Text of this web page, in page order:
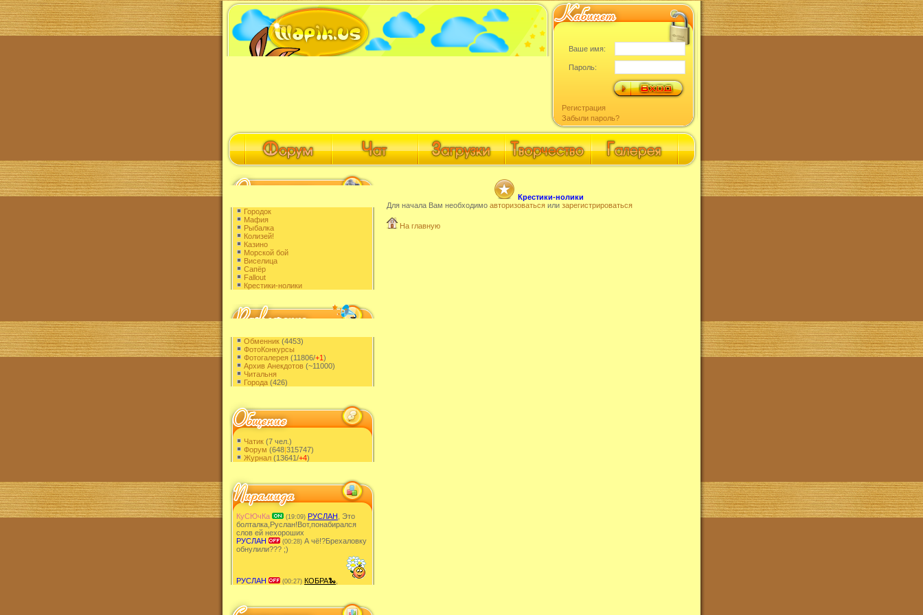
Ваше имя:
Пароль:
Регистрация
Забыли пароль?
Городок
Мафия
Рыбалка
Колизей!
Казино
Морской бой
Виселица
Сапёр
Fallout
Крестики-нолики
Обменник (4453)
ФотоКонкурсы
Фотогалерея (11806/+1)
Архив Анекдотов (~11000)
Читальня
Города (426)
Чатик (7 чел.)
Форум (648|315747)
Журнал (13641/+4)
КуСЮчКа (19:09) РУСЛАН , Это
болталка,Руслан!Вот,понабирался
слов ей нехороших
РУСЛАН
(00:28) А чë!?Брехаловку
обнулили??? ;)
РУСЛАН (00:27) КОБРА🐍
Крестики-нолики
Для начала Вам необходимо авторизоваться или зарегистрироваться
На главную